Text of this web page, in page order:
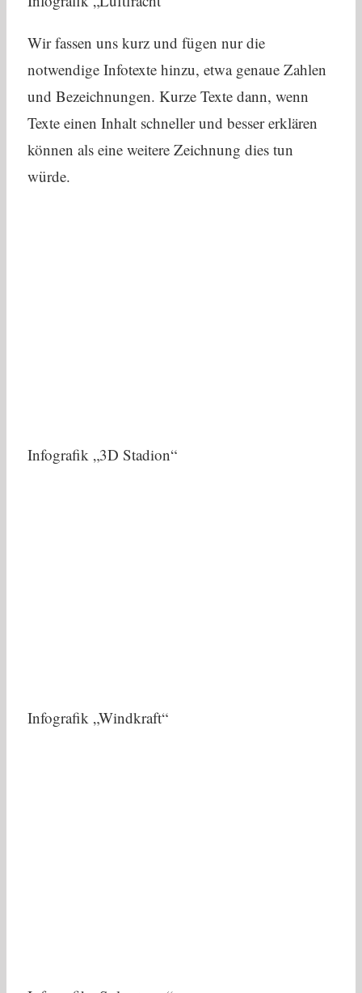
Wir fassen uns kurz und fügen nur die
notwendige Infotexte hinzu, etwa genaue Zahlen
und Bezeichnungen. Kurze Texte dann, wenn
Texte einen Inhalt schneller und besser erklären
können als eine weitere Zeichnung dies tun
würde.
Infografik „3D Stadion“
Infografik „Windkraft“